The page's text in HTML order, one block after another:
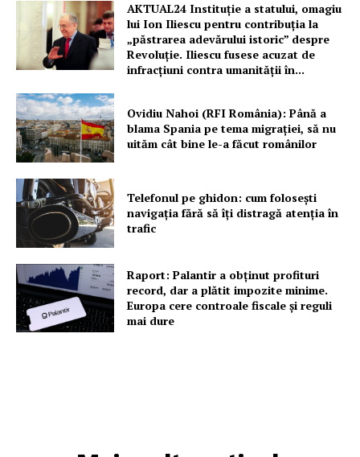
Despre noi / Echipa
Proiecte editoriale
Rețea
AKTUAL24 Instituție a statului, omagiu
lui Ion Iliescu pentru contribuția la
„păstrarea adevărului istoric” despre
Revoluție. Iliescu fusese acuzat de
infracțiuni contra umanității în...
Ovidiu Nahoi (RFI România): Până a
blama Spania pe tema migrației, să nu
uităm cât bine le-a făcut românilor
Telefonul pe ghidon: cum folosești
navigația fără să îți distragă atenția în
trafic
Raport: Palantir a obținut profituri
record, dar a plătit impozite minime.
Europa cere controale fiscale și reguli
mai dure